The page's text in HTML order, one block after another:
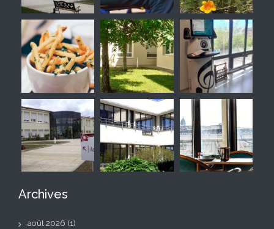
Archives
août 2026 (1)